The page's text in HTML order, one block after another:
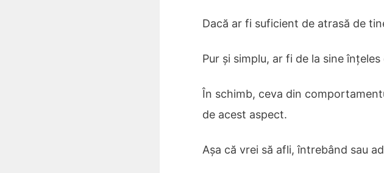
Dacă ar fi suficient de atrasă de
Pur și simplu, ar fi de la sine
În schimb, ceva din
de acest aspect.
Așa că vrei să afli, întrebând sau